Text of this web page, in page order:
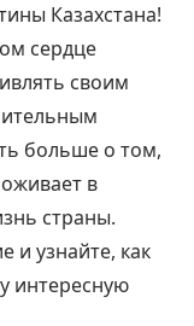
Казахстана!
сердце
своим
больше о том,
в
страны.
и узнайте, как
интересную